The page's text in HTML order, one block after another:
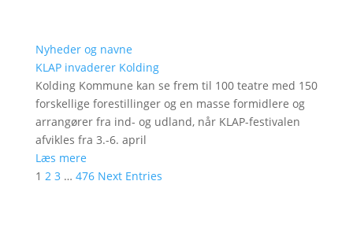
Nyheder og navne
KLAP invaderer Kolding
Kolding Kommune kan se frem til 100 teatre med 150
forskellige forestillinger og en masse formidlere og
arrangører fra ind- og udland, når KLAP-festivalen
afvikles fra 3.-6. april
Læs mere
1 2 3 … 476 Next Entries